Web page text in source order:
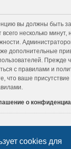
cookies для
вы должны быть
всего несколько
дополнительные
Прежде
с правилами и
что ваше
о